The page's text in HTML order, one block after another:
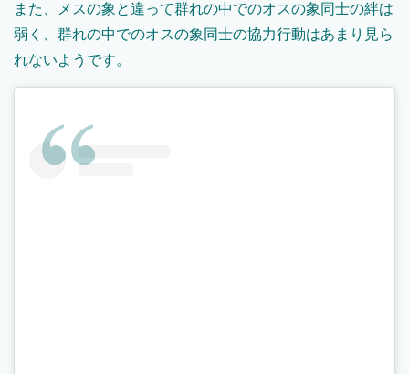
また、メスの象と違って群れの中でのオスの象同士の絆は
弱く、群れの中でのオスの象同士の協力行動はあまり見ら
れないようです。